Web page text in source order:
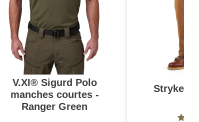
V.XI® Sigurd Polo
manches courtes -
Ranger Green
Stryke